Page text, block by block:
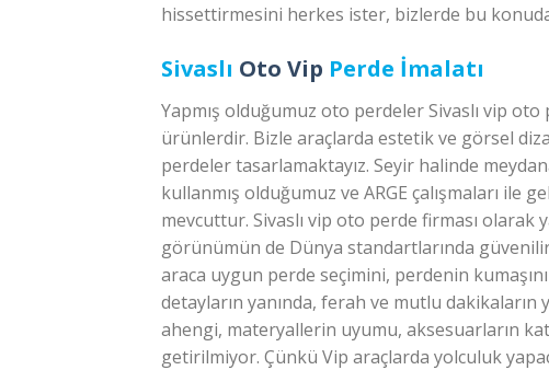
hissettirmesini herkes ister, bizlerde bu konuda
Sivaslı Oto Vip Perde İmalatı
Yapmış olduğumuz oto perdeler Sivaslı vip
ürünlerdir. Bizle araçlarda estetik ve görsel
perdeler tasarlamaktayız. Seyir halinde
kullanmış olduğumuz ve ARGE çalışmaları ile
mevcuttur. Sivaslı vip oto perde firması
görünümün de Dünya standartlarında
araca uygun perde seçimini, perdenin
detayların yanında, ferah ve mutlu dakikaların
ahengi, materyallerin uyumu, aksesuarların
getirilmiyor. Çünkü Vip araçlarda yolculuk